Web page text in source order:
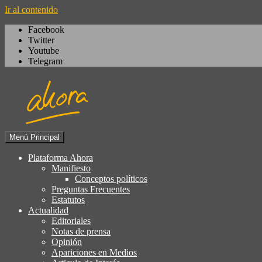
Ir al contenido
Facebook
Twitter
Youtube
Telegram
Plataforma Ahora
Menú Principal
Plataforma Ahora
Manifiesto
Conceptos políticos
Preguntas Frecuentes
Estatutos
Actualidad
Editoriales
Notas de prensa
Opinión
Apariciones en Medios